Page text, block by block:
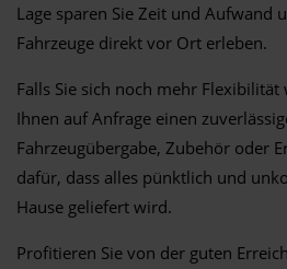
Lage sparen Sie Zeit und Aufwand
Fahrzeuge direkt vor Ort erleben.
Falls Sie sich noch mehr
Ihnen auf Anfrage einen
Fahrzeugübergabe, Zubehör oder
dafür, dass alles pünktlich und
Hause geliefert wird.
Profitieren Sie von der guten